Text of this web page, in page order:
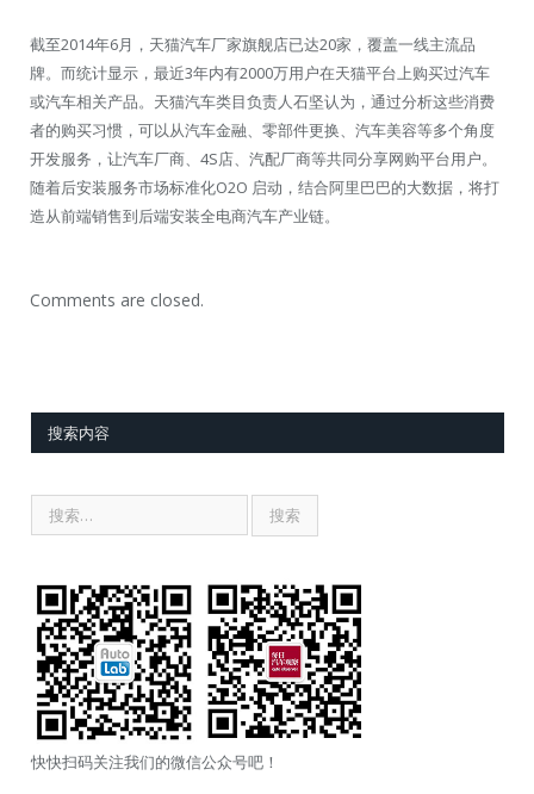
截至2014年6月，天猫汽车厂家旗舰店已达20家，覆盖一线主流品
牌。而统计显示，最近3年内有2000万用户在天猫平台上购买过汽车
或汽车相关产品。天猫汽车类目负责人石坚认为，通过分析这些消费
者的购买习惯，可以从汽车金融、零部件更换、汽车美容等多个角度
开发服务，让汽车厂商、4S店、汽配厂商等共同分享网购平台用户。
随着后安装服务市场标准化O2O 启动，结合阿里巴巴的大数据，将打
造从前端销售到后端安装全电商汽车产业链。
Comments are closed.
搜索内容
快快扫码关注我们的微信公众号吧！